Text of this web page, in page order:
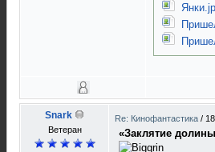
Snark
Ветеран
Re: Кинофантастика /
«Заклятие